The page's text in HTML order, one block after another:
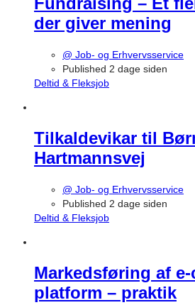
der giver mening
@ Job- og Erhvervsservice
Published 2 dage siden
Deltid & Fleksjob
Tilkaldevikar til
Hartmannsvej
@ Job- og Erhvervsservice
Published 2 dage siden
Deltid & Fleksjob
Markedsføring af
platform – praktik